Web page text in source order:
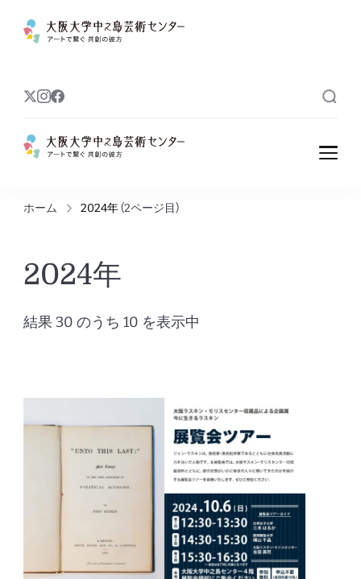
芸術センター
大阪大学中之島
アートで繋ぐ 共創の彼方
ホーム 2024年(2ページ目)
2024年
結果 30 のうち 10 を表示中